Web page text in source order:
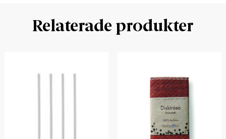
Relaterade produkter